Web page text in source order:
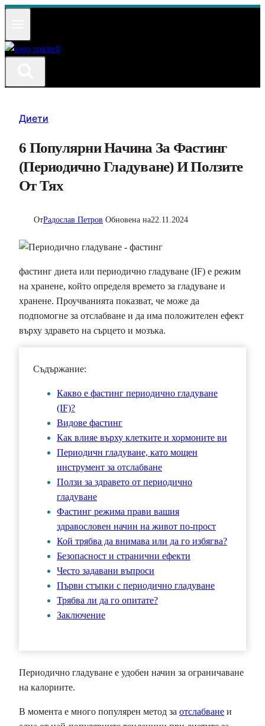
Към
Диети
6 Популярни Начина За Фастинг
(периодично Гладуване) И Ползите
От Тях
ОтРадослав Петров Обновена на22.11.2024
фастинг диета или периодично гладуване (IF) е режим
на хранене, който определя времето за гладуване и
хранене. Проучванията показват, че може да
подпомогне за отслабване и да има положителен ефект
върху здравето на сърцето и мозъка.
Съдържание:
Какво е фастинг периодично гладуване
(IF)?
Видове фастинг
Как влияе върху клетките и хормоните ви
Периодичн гладуване, като мощен
инструмент за отслабване
Ползи за здравето от периодично
гладуване
Фастинг режима прави вашия
здравословен начин на живот по-прост
Кой трябва да внимава или да го избягва?
Безопасност и странични ефекти
Често задавани въпроси
Първи стъпки с периодично гладуване
Трябва ли да го опитате?
Заключение
Периодично гладуване е удобен начин за ограничаване
на калориите.
В момента е много популярен метод за отслабване и